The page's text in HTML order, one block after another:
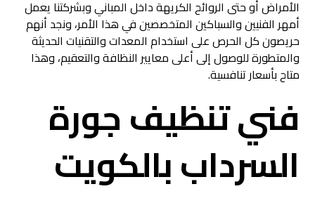
الأمراض أو حتى الروائح الكريهة داخل المباني وبشركتنا يعمل
أمهر الفنيين والسباكين المتخصصين في هذا الأمر، ونجد أنهم
حريصون كل الحرص على استخدام المعدات والتقنيات الحديثة
والمتطورة للوصول إلى أعلى معايير النظافة والتعقيم، وهذا
متاح بأسعار تنافسية.
فني تنظيف جورة
السرداب بالكويت